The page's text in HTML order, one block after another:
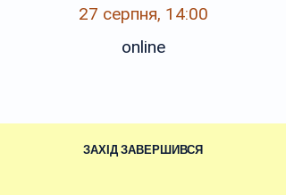
27 серпня, 14:00
online
ЗАХІД ЗАВЕРШИВСЯ